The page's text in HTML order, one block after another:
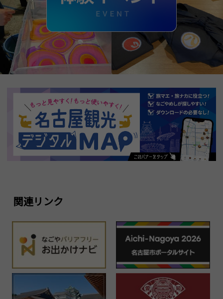
関連リンク